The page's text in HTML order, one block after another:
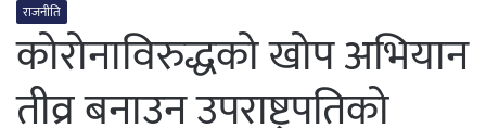
राजनीति
कोरोनाविरुद्धको खोप अभियान
तीव्र बनाउन उपराष्ट्रपतिको